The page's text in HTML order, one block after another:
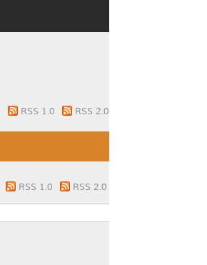
RSS 1.0 RSS 2.0
RSS 1.0 RSS 2.0